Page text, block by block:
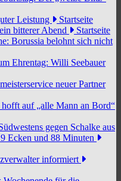
Leistung
Startseite
bitterer Abend
Startseite
Borussia belohnt sich nicht
Ehrentag: Willi Seebauer
neuer Partner
auf „alle Mann an Bord“
gegen Schalke aus
Ecken und 88 Minuten
informiert